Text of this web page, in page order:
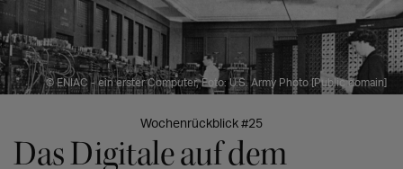
© ENIAC - ein erster Computer, Foto: U.S. Army Photo [Public domain]
Wochenrückblick #25
Das Digitale auf dem